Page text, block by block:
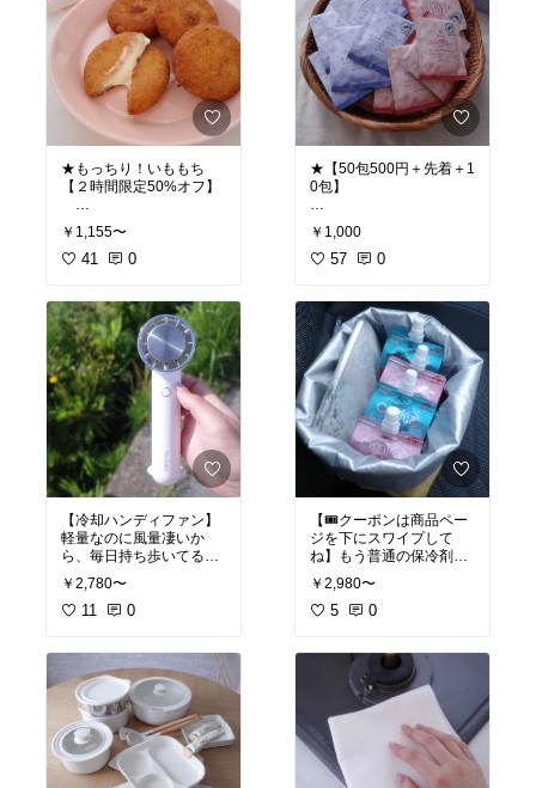
★もっちり！いももち
【２時間限定50%オフ】
チーズたっぷりめで芋も
ちもち！
レンジで簡単に温められ
揚げ直したり、トースタ
ーで軽く焼いても更に美
味しい！
#オリジナル写真 #芋餅
￥1,155〜
41 0
【冷却ハンディファン】
軽量なのに風量凄いか
ら、毎日持ち歩いてる✨
冷感プレート付きで日焼
けに当てても最高だよ
ultraはモバイルバッテリ
￥2,780〜
11 0
★【50包500円＋先着＋1
0包】
個包装のはちみつ紅茶っ
てお高めだけど、
ここなら1包あたり10
1杯5キロカロリーでヘル
シーなので
甘いものが恋しくなった
ときに飲んでます🫖
#オリジナル写真
￥1,000
57 0
【🎟️クーポンは商品ペー
ジを下にスワイプして
ね】もう普通の保冷剤に
は戻れない...！ステンレ
ス製だから丸洗いできて
衛生的だし、ニオイも気
れるのも良かった✨
#オリジナル写真
￥2,980〜
5 0